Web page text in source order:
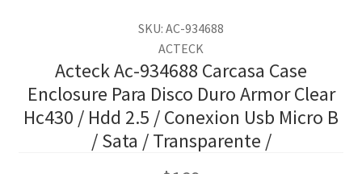
SKU: AC-934688
ACTECK
Acteck Ac-934688 Carcasa Case
Enclosure Para Disco Duro Armor Clear
Hc430 / Hdd 2.5 / Conexion Usb Micro B
/ Sata / Transparente /